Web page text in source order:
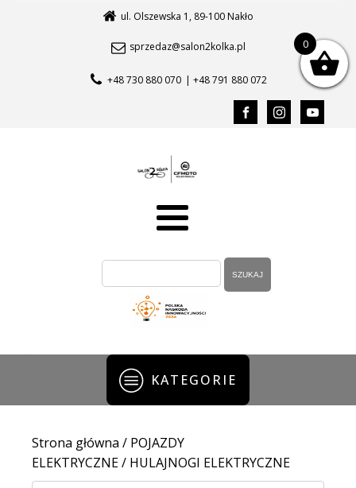
ul. Olszewska 1, 89-100 Nakło
sprzedaz@salon2kolka.pl
+48 730 880 070 | +48 791 880 072
KATEGORIE
Strona główna / POJAZDY
ELEKTRYCZNE/ HULAJNOGI ELEKTRYCZNE
0